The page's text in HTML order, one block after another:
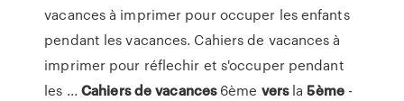
vacances à imprimer pour occuper les enfants
pendant les vacances. Cahiers de vacances à
imprimer pour réflechir et s'occuper pendant
les ...Cahiers de vacances6ème versla5ème-